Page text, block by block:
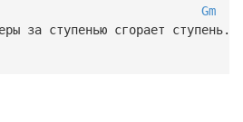
Gm
за ступенью сгорает ступень.